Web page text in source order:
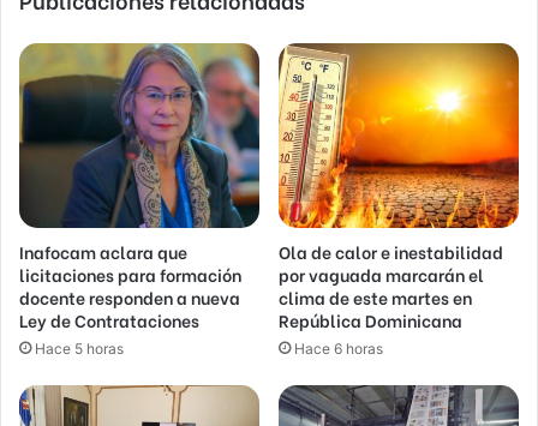
Inafocam aclara que
licitaciones para formación
docente responden a nueva
Ley de Contrataciones
Hace 5 horas
Ola de calor e inestabilidad
por vaguada marcarán el
clima de este martes en
República Dominicana
Hace 6 horas